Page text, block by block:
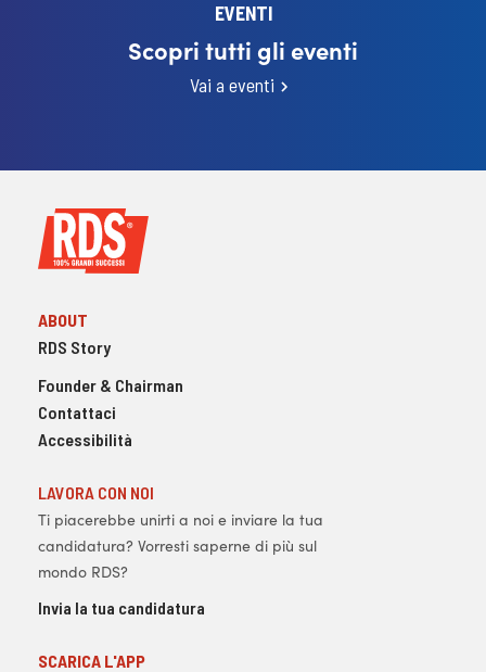
EVENTI
Scopri tutti gli eventi
Vai a eventi
ABOUT
RDS Story
Founder & Chairman
Contattaci
Accessibilità
LAVORA CON NOI
Ti piacerebbe unirti a noi e inviare la tua
candidatura? Vorresti saperne di più sul
mondo RDS?
Invia la tua candidatura
SCARICA L'APP